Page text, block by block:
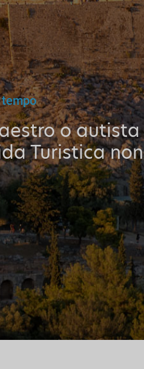
o autista
Turistica non